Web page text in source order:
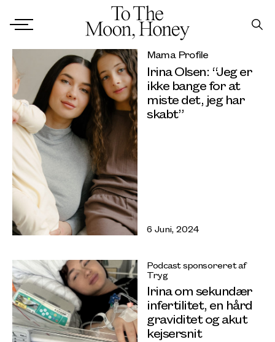
Mama Profile
Irina Olsen: “Jeg er
ikke bange for at
miste det, jeg har
skabt”
6 Juni, 2024
Podcast sponsoreret af
Tryg
Irina om sekundær
infertilitet, en hård
graviditet og akut
kejsersnit